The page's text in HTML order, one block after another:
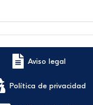
Aviso legal
Política de privacidad